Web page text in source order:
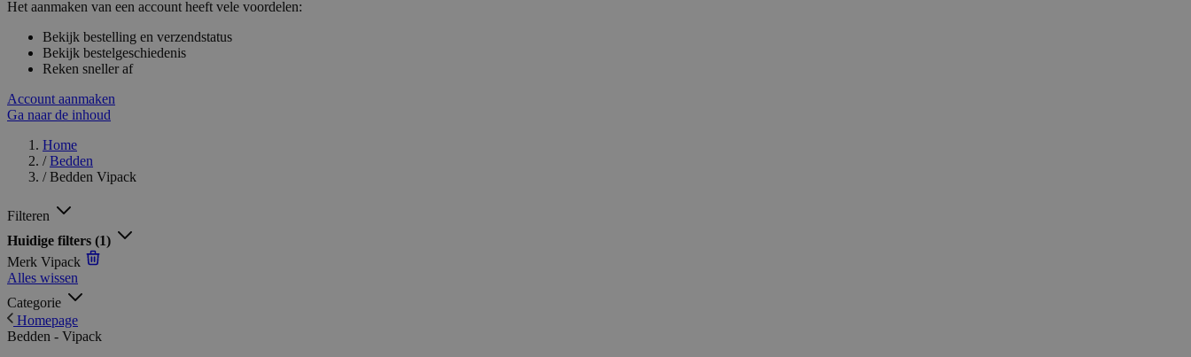
Het aanmaken van een account heeft vele voordelen:
Bekijk bestelling en verzendstatus
Bekijk bestelgeschiedenis
Reken sneller af
Account aanmaken
Ga naar de inhoud
Home
/ Bedden
/ Bedden Vipack
Filteren
Huidige filters (1)
Merk Vipack
Alles wissen
Categorie
Homepage
Bedden - Vipack